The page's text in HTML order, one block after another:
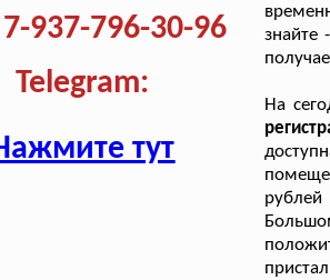
937-796-30-96
Telegram:
тут
знайте
На